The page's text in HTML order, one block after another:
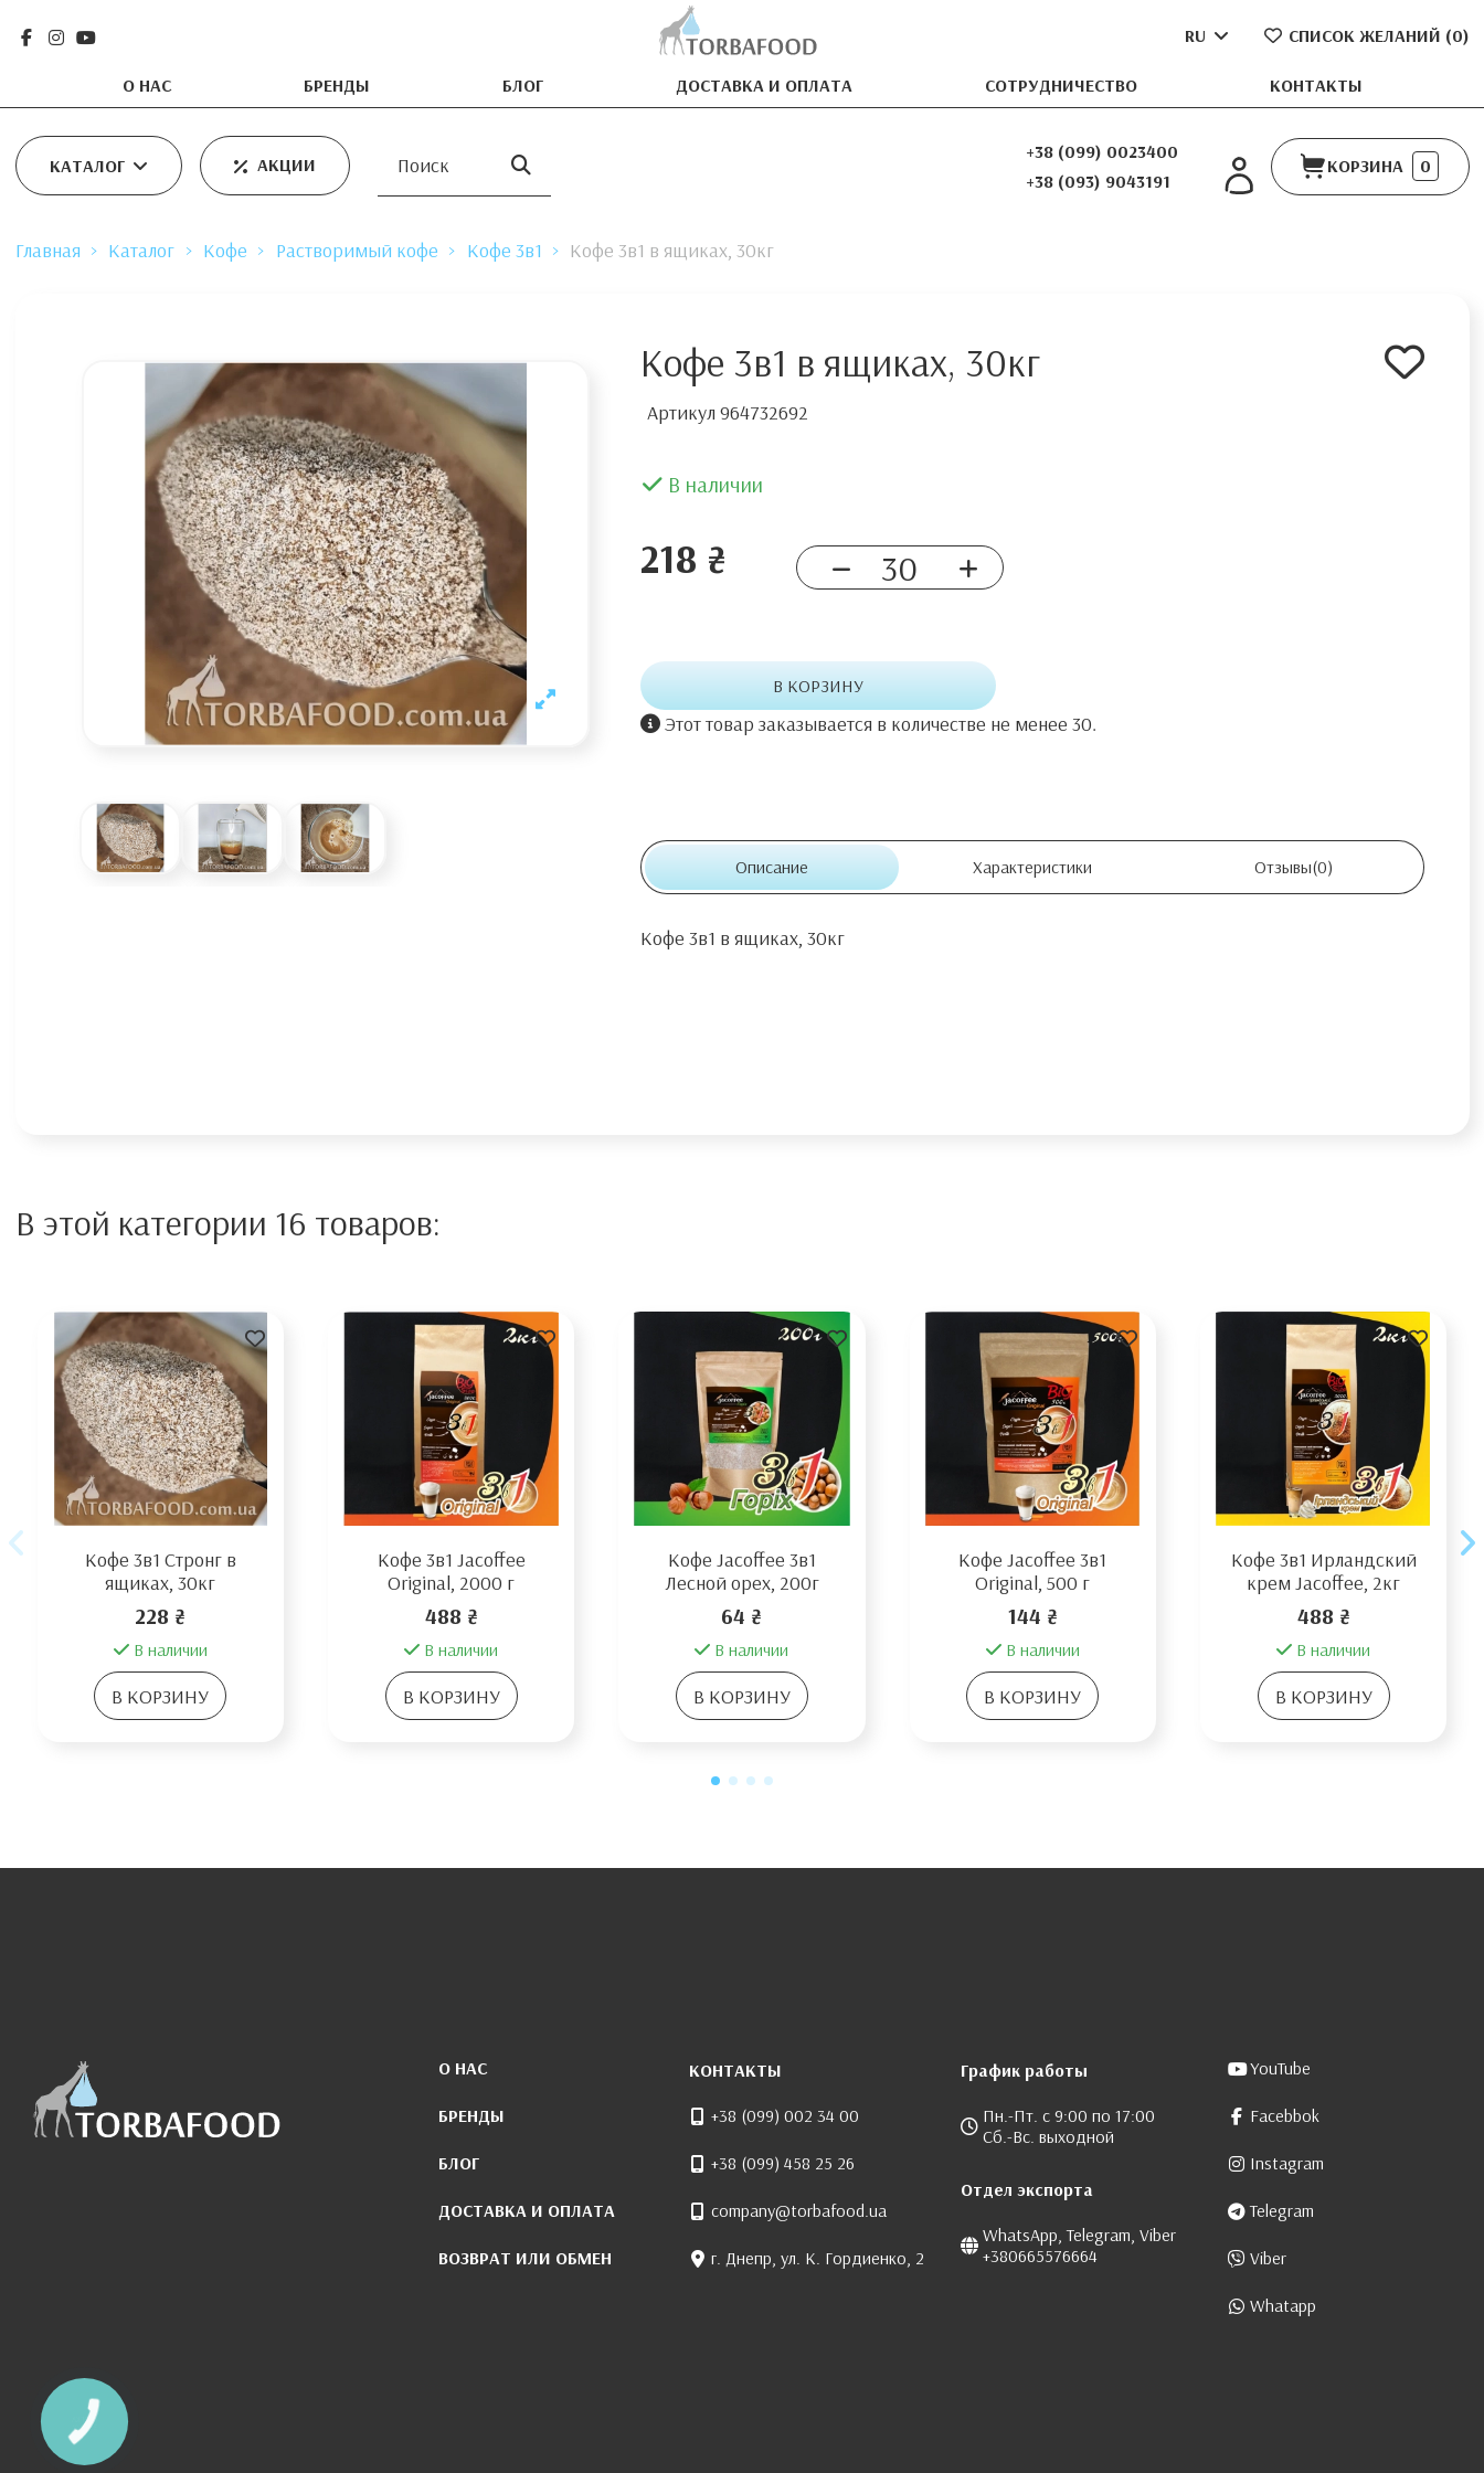
О НАС БРЕНДЫ БЛОГ ДОСТАВКА И ОПЛАТА СОТРУДНИЧЕСТВО КОНТАКТЫ
RU СПИСОК ЖЕЛАНИЙ (0)
КАТАЛОГ АКЦИИ
+38 (099) 0023400
+38 (093) 9043191
КОРЗИНА 0
Главная Каталог Кофе Растворимый кофе Кофе 3в1 Кофе 3в1 в ящиках, 30кг
Кофе 3в1 в ящиках, 30кг
Артикул 964732692
В наличии
218 ₴
В КОРЗИНУ
Этот товар заказывается в количестве не менее 30.
Описание Характеристики Отзывы(0)
Кофе 3в1 в ящиках, 30кг
В этой категории 16 товаров:
Кофе 3в1 Стронг в
ящиках, 30кг
228 ₴
В наличии
В КОРЗИНУ
Кофе 3в1 Jacoffee
Original, 2000 г
488 ₴
В наличии
В КОРЗИНУ
Кофе Jacoffee 3в1
Лесной орех, 200г
64 ₴
В наличии
В КОРЗИНУ
Кофе Jacoffee 3в1
Original, 500 г
144 ₴
В наличии
В КОРЗИНУ
Кофе 3в1 Ирландский
крем Jacoffee, 2кг
488 ₴
В наличии
В КОРЗИНУ
О НАС
БРЕНДЫ
БЛОГ
ДОСТАВКА И ОПЛАТА
ВОЗВРАТ ИЛИ ОБМЕН
КОНТАКТЫ
+38 (099) 002 34 00
+38 (099) 458 25 26
company@torbafood.ua
г. Днепр, ул. К. Гордиенко, 2
График работы
Пн.-Пт. с 9:00 по 17:00
Сб.-Вс. выходной
Отдел экспорта
WhatsApp, Telegram, Viber
+380665576664
YouTube
Facebbok
Instagram
Telegram
Viber
Whatapp